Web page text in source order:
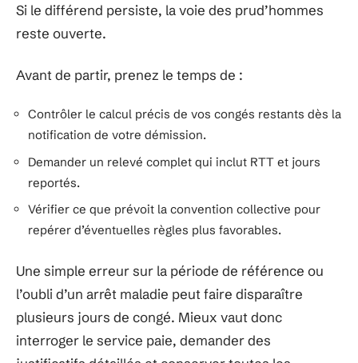
Si le différend persiste, la voie des prud’hommes
reste ouverte.
Avant de partir, prenez le temps de :
Contrôler le calcul précis de vos congés restants dès la
notification de votre démission.
Demander un relevé complet qui inclut RTT et jours
reportés.
Vérifier ce que prévoit la convention collective pour
repérer d’éventuelles règles plus favorables.
Une simple erreur sur la période de référence ou
l’oubli d’un arrêt maladie peut faire disparaître
plusieurs jours de congé. Mieux vaut donc
interroger le service paie, demander des